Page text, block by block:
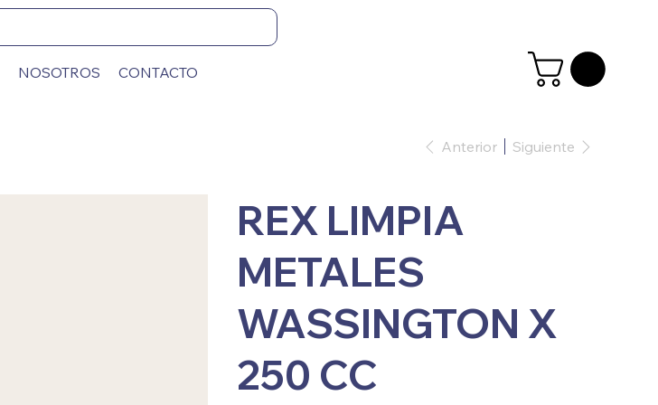
NOSOTROS CONTACTO
Anterior Siguiente
REX LIMPIA
METALES
WASSINGTON X
250 CC